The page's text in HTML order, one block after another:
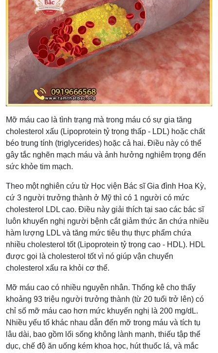
Mỡ máu cao là tình trạng mà trong máu có sự gia tăng
cholesterol xấu (Lipoprotein tỷ trọng thấp - LDL) hoặc chất
béo trung tính (triglycerides) hoặc cả hai. Điều này có thể
gây tắc nghẽn mạch máu và ảnh hưởng nghiêm trọng đến
sức khỏe tim mạch.
Theo một nghiên cứu từ Học viện Bác sĩ Gia đình Hoa Kỳ,
cứ 3 người trưởng thành ở Mỹ thì có 1 người có mức
cholesterol LDL cao. Điều này giải thích tại sao các bác sĩ
luôn khuyến nghị người bệnh cắt giảm thức ăn chứa nhiều
hàm lượng LDL và tăng mức tiêu thụ thực phẩm chứa
nhiều cholesterol tốt (Lipoprotein tỷ trọng cao - HDL). HDL
được gọi là cholesterol tốt vì nó giúp vận chuyển
cholesterol xấu ra khỏi cơ thể.
Mỡ máu cao có nhiều nguyên nhân. Thống kê cho thấy
khoảng 93 triệu người trưởng thành (từ 20 tuổi trở lên) có
chỉ số mỡ máu cao hơn mức khuyến nghị là 200 mg/dL.
Nhiều yếu tố khác nhau dẫn đến mỡ trong máu và tích tụ
lâu dài, bao gồm lối sống không lành mạnh, thiếu tập thể
dục, chế độ ăn uống kém khoa học, hút thuốc lá, và mắc